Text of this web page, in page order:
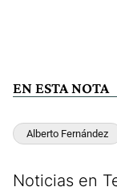
EN ESTA NOTA
Alberto Fernández
Noticias en